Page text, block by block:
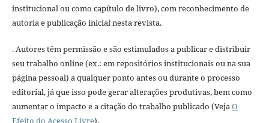
institucional ou como capítulo de livro), com reconhecimento de
autoria e publicação inicial nesta revista.
. Autores têm permissão e são estimulados a publicar e distribuir
seu trabalho online (ex.: em repositórios institucionais ou na sua
página pessoal) a qualquer ponto antes ou durante o processo
editorial, já que isso pode gerar alterações produtivas, bem como
aumentar o impacto e a citação do trabalho publicado (VejaO
Efeito do Acesso Livre).